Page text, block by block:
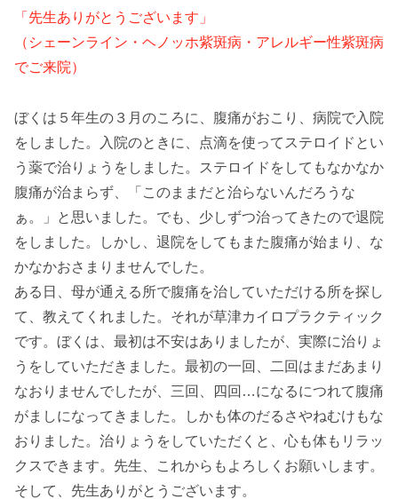
「先生ありがとうございます」
（シェーンライン・ヘノッホ紫斑病・アレルギー性紫斑病
でご来院）
ぼくは５年生の３月のころに、腹痛がおこり、病院で入院
をしました。入院のときに、点滴を使ってステロイドとい
う薬で治りょうをしました。ステロイドをしてもなかなか
腹痛が治まらず、「このままだと治らないんだろうな
ぁ。」と思いました。でも、少しずつ治ってきたので退院
をしました。しかし、退院をしてもまた腹痛が始まり、な
かなかおさまりませんでした。
ある日、母が通える所で腹痛を治していただける所を探し
て、教えてくれました。それが草津カイロプラクティック
です。ぼくは、最初は不安はありましたが、実際に治りょ
うをしていただきました。最初の一回、二回はまだあまり
なおりませんでしたが、三回、四回…になるにつれて腹痛
がましになってきました。しかも体のだるさやねむけもな
おりました。治りょうをしていただくと、心も体もリラッ
クスできます。先生、これからもよろしくお願いします。
そして、先生ありがとうございます。